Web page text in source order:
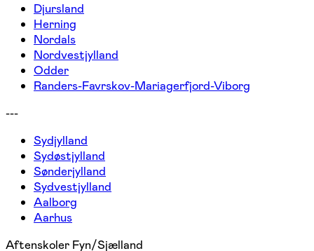
Djursland
Herning
Nordals
Nordvestjylland
Odder
Randers-Favrskov-Mariagerfjord-Viborg
---
Sydjylland
Sydøstjylland
Sønderjylland
Sydvestjylland
Aalborg
Aarhus
Aftenskoler Fyn/Sjælland